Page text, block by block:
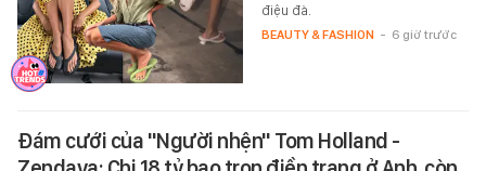
điệu đà.
BEAUTY & FASHION - 6 giờ trước
Đám cưới của "Người nhện" Tom Holland -